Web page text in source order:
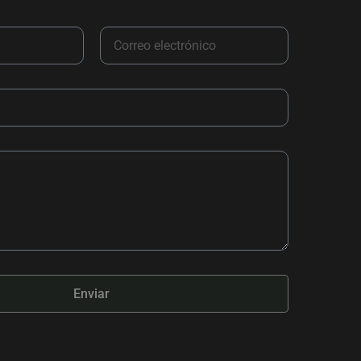
Enviar